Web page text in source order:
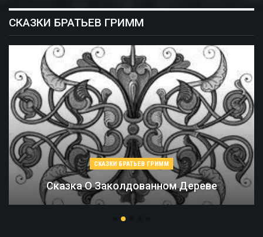
СКАЗКИ БРАТЬЕВ ГРИММ
Дереве
СКАЗКИ БРАТЬЕВ
Соломинка,